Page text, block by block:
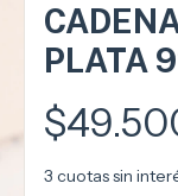
PLATA
3 cuotas sin